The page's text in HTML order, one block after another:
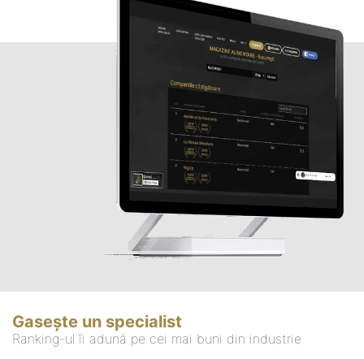
Gasește un specialist
Ranking-ul îi adună pe cei mai buni din industrie